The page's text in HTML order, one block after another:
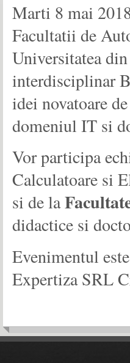
Marti 8 mai
Facultatii de
Universitatea
interdisciplinar
idei novatoare
domeniul IT si
Vor participa
Calculatoare si
si de la
didactice si
Evenimentul
Expertiza SRL